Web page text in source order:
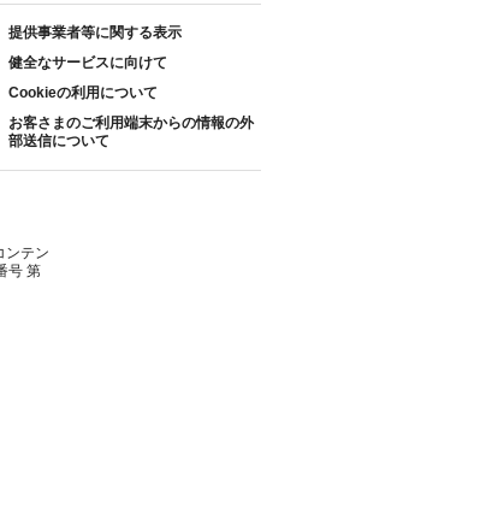
提供事業者等に関する表示
健全なサービスに向けて
Cookieの利用について
お客さまのご利用端末からの情報の外
部送信について
ンテン
号 第